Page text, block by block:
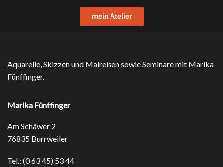
mein Atelier
Aquarelle, Skizzen und Malreisen sowie Seminare mit Marika
Fünffinger.
Marika Fünffinger
Am Schäwer 2
76835 Burrweiler
Tel.: (0 63 45) 53 44